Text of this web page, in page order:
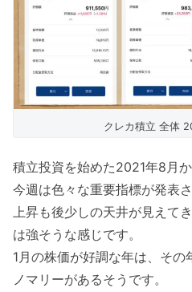
クレカ積立 全体
積立投資を始めた2021年8月
今週は色々な重要指標が発表
上昇も後少しの天井が見えて
は強そうな感じです。
1月の株価が好調な年は、その
ノマリーがあるそうです。